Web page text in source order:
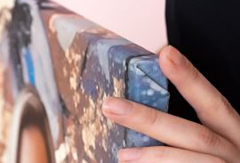
Ваш город:
Ваш регион доставки
Выберите из списка: